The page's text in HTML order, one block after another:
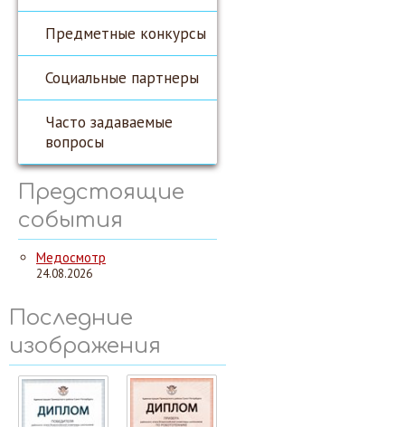
Предметные конкурсы
Социальные партнеры
Часто задаваемые
вопросы
Предстоящие
события
Медосмотр
24.08.2026
Последние
изображения